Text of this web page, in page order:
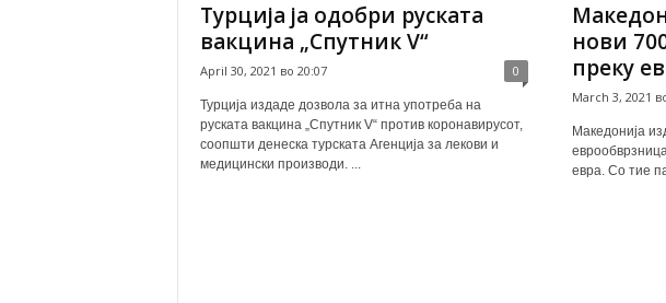
Турција ја одобри руската
вакцина „Спутник V“
April 30, 2021 во 20:07 0
Турција издаде дозвола за итна употреба на
руската вакцина „Спутник V“ против коронавирусот,
соопшти денеска турската Агенција за лекови и
медицински производи. ...
нови
преку
March 3, 2021
Македонија
евра. Со тие